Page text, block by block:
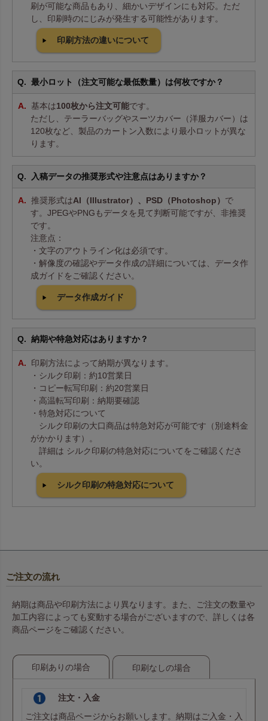
刷が可能な商品もあり、細かいデザインにも対応。ただ
し、印刷時のにじみが発生する可能性があります。
印刷方法の違いについて
最小ロット（注文可能な最低数量）は何枚ですか？
基本は100枚から注文可能です。
ただし、テーラーバッグやスーツカバー（洋服カバー）は
120枚など、製品のカートン入数により最小ロットが異な
ります。
入稿データの推奨形式や注意点はありますか？
推奨形式はAI（Illustrator）、PSD（Photoshop） で
す。JPEGやPNGもデータを見て判断可能ですが、非推奨
です。
注意点：
・文字のアウトライン化は必須です。
・解像度の確認やデータ作成の詳細については、データ作
成ガイドをご確認ください。
データ作成ガイド
納期や特急対応はありますか？
印刷方法によって納期が異なります。
・シルク印刷：約10営業日
・コピー転写印刷：約20営業日
・高温転写印刷：納期要確認
・特急対応について
シルク印刷の大口商品は特急対応が可能です（別途料金
がかかります）。
詳細は シルク印刷の特急対応についてをご確認くださ
い。
シルク印刷の特急対応について
ご注文の流れ
納期は商品や印刷方法により異なります。また、ご注文の数量や
加工内容によっても変動する場合がございますので、詳しくは各
商品ページをご確認ください。
印刷ありの場合 印刷なしの場合
注文・入金
ご注文は商品ページからお願いします。納期はご入金・入